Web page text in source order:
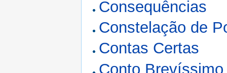
Consequências
Constelação de
Contas Certas
Conto Brevíssimo